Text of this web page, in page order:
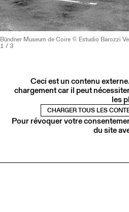
Bündner Museum de Coire © Estudio Barozzi
1 / 3
Ceci est un contenu
chargement car il peut
les
CHARGER TOUS LES
Pour révoquer votre
du site